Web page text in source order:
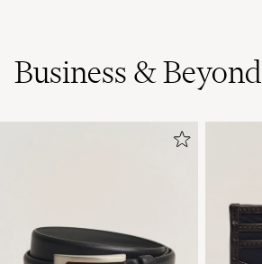
Business & Beyond